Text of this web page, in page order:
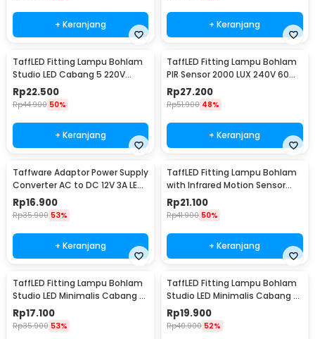
+ Keranjang + Keranjang
TaffLED Fitting Lampu Bohlam
Studio LED Cabang 5 220V
100W E27 - HU-500
Rp22.500
Rp44.900 50%
+ Keranjang
TaffLED Fitting Lampu Bohlam
PIR Sensor 2000 LUX 240V 60W
E27 - SP-150
Rp27.200
Rp51.900 48%
+ Keranjang
Taffware Adaptor Power Supply
Converter AC to DC 12V 3A LED
Strip - DSM-1230
Rp16.900
Rp35.900 53%
+ Keranjang
TaffLED Fitting Lampu Bohlam
with Infrared Motion Sensor
240V 50W E27 - SP-820
Rp21.100
Rp41.900 50%
+ Keranjang
TaffLED Fitting Lampu Bohlam
Studio LED Minimalis Cabang 3
E27 220V - HU-350
Rp17.100
Rp35.900 53%
TaffLED Fitting Lampu Bohlam
Studio LED Minimalis Cabang 4
E27 220V - HU-400
Rp19.900
Rp40.900 52%